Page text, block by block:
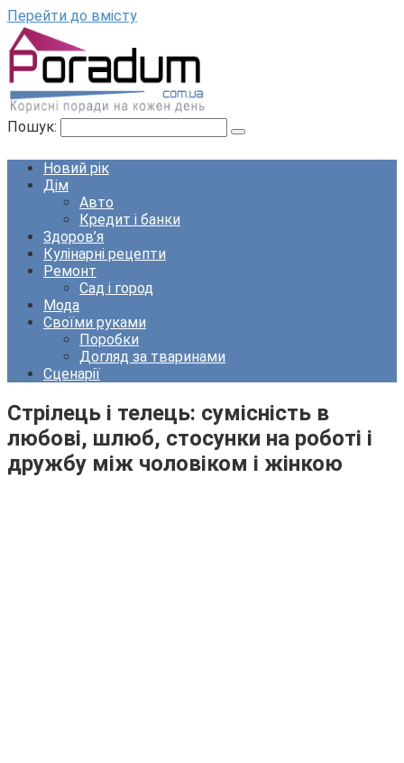
Перейти до вмісту
Пошук:
Новий рік
Дім
Авто
Кредит і банки
Здоров’я
Кулінарні рецепти
Ремонт
Сад і город
Мода
Своїми руками
Поробки
Догляд за тваринами
Сценарії
Стрілець і телець: сумісність в
любові, шлюб, стосунки на роботі і
дружбу між чоловіком і жінкою